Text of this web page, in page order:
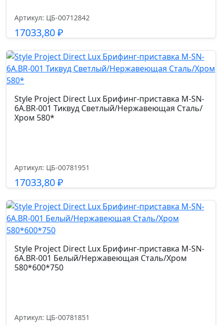
Артикул: ЦБ-00712842
17033,80₽
Подробнее
Style Project Direct Lux Брифинг-приставка M-SN-
6A.BR-001 Тиквуд Светлый/Нержавеющая Сталь/
Хром 580*
Артикул: ЦБ-00781951
17033,80₽
Подробнее
Style Project Direct Lux Брифинг-приставка M-SN-
6A.BR-001 Белый/Нержавеющая Сталь/Хром
580*600*750
Артикул: ЦБ-00781851